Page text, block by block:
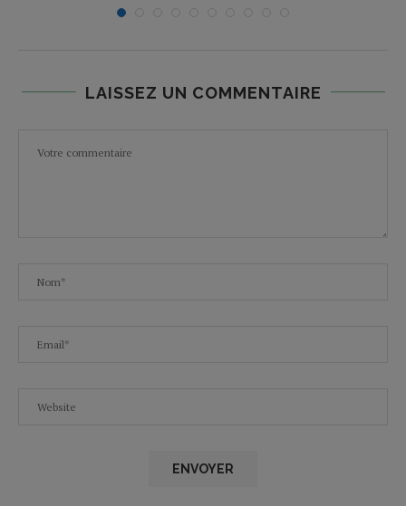
LAISSEZ UN COMMENTAIRE